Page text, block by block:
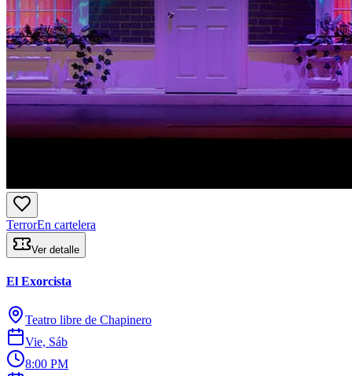
TerrorEn cartelera
Ver detalle
El Exorcista
Teatro libre de Chapinero
Vie, Sáb
8:00 PM